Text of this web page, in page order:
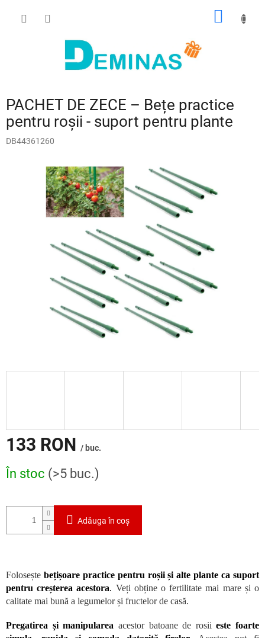
COŞ
PACHET DE ZECE – Bețe practice
pentru roșii - suport pentru plante
DB44361260
133 RON / buc.
Evaluare
preţ:
În stoc (>5 buc.)
Adăuga în coş
Folosește bețișoare practice pentru roșii și alte plante ca suport
pentru creșterea acestora. Veți obține o fertilitate mai mare și o
calitate mai bună a legumelor și fructelor de casă.
Pregatirea și manipularea acestor batoane de rosiieste foarte